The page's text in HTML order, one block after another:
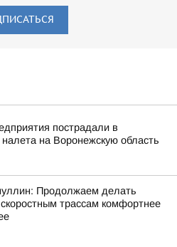
пострадали в
налета на Воронежскую область
Продолжаем делать
трассам комфортнее